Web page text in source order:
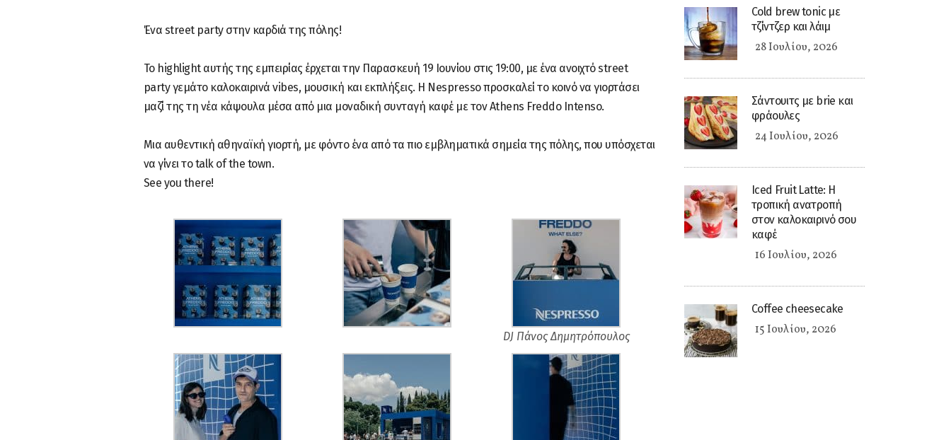
Ένα street party στην καρδιά της πόλης!
Το highlight αυτής της εμπειρίας έρχεται την Παρασκευή 19 Ιουνίου στις 19:00, με ένα ανοιχτό street
party γεμάτο καλοκαιρινά vibes, μουσική και εκπλήξεις. Η Nespresso προσκαλεί το κοινό να γιορτάσει
μαζί της τη νέα κάψουλα μέσα από μια μοναδική συνταγή καφέ με τον Athens Freddo Intenso.
Μια αυθεντική αθηναϊκή γιορτή, με φόντο ένα από τα πιο εμβληματικά σημεία της πόλης, που υπόσχεται
να γίνει το talk of the town.
See you there!
DJ Πάνος Δημητρόπουλος
Cold brew tonic με
τζίντζερ και λάιμ
28 Ιουλίου, 2026
Σάντουιτς με brie και
φράουλες
24 Ιουλίου, 2026
Iced Fruit Latte: Η
τροπική ανατροπή
στον καλοκαιρινό σου
καφέ
16 Ιουλίου, 2026
Coffee cheesecake
15 Ιουλίου, 2026